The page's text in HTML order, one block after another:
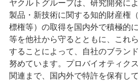
ヤクルトグループは、研究開発に
製品・新技術に関する知的財産権
標権等）の取得を国内外で積極的
等を他社から守るとともに、これ
することによって、自社のブラン
努めています。プロバイオティク
関連まで、国内外で特許を保有し